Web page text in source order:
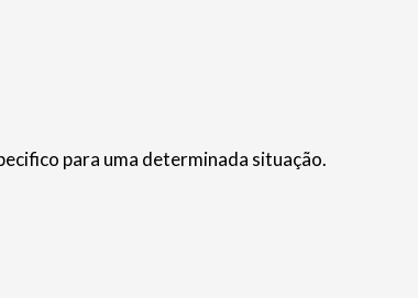
para uma determinada situação.